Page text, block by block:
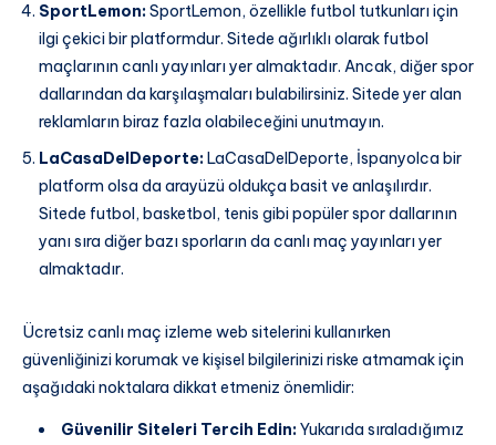
SportLemon:SportLemon, özellikle futbol tutkunları için
ilgi çekici bir platformdur. Sitede ağırlıklı olarak futbol
maçlarının canlı yayınları yer almaktadır. Ancak, diğer spor
dallarından da karşılaşmaları bulabilirsiniz. Sitede yer alan
reklamların biraz fazla olabileceğini unutmayın.
LaCasaDelDeporte:LaCasaDelDeporte, İspanyolca bir
platform olsa da arayüzü oldukça basit ve anlaşılırdır.
Sitede futbol, basketbol, tenis gibi popüler spor dallarının
yanı sıra diğer bazı sporların da canlı maç yayınları yer
almaktadır.
Ücretsiz canlı maç izleme web sitelerini kullanırken
güvenliğinizi korumak ve kişisel bilgilerinizi riske atmamak için
aşağıdaki noktalara dikkat etmeniz önemlidir:
Güvenilir Siteleri Tercih Edin:Yukarıda sıraladığımız